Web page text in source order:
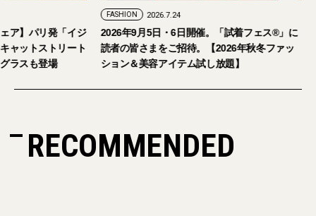
のアイウェア】パリ発「イジ
旗艦店をキャットストリート
限定サングラスも登場
FASHION
2026年9月5日・6日開催。「試着フェ
読者の皆さまをご招待。【2026年秋冬
ション＆美容アイテム試し放題】
RECOMMENDED